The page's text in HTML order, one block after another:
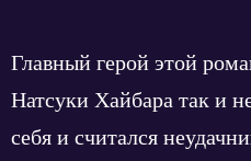
Главный герой этой
Натсуки Хайбара так и
себя и считался